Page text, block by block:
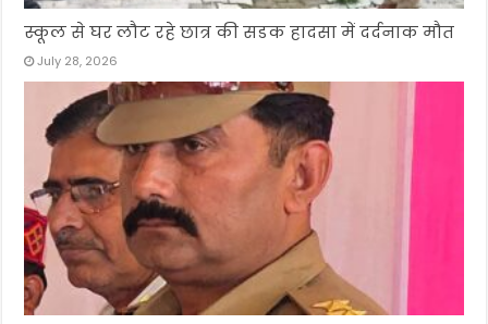
स्कूल से घर लौट रहे छात्र की सडक हादसा में दर्दनाक मौत
July 28, 2026